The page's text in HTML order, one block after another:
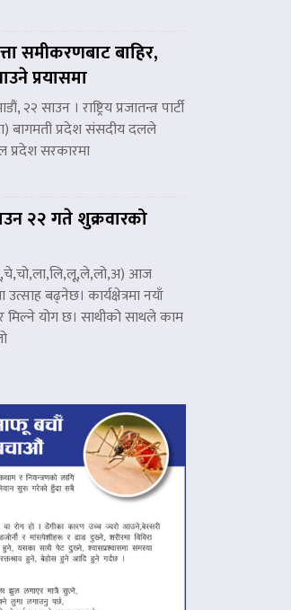
समीकरणबाट बाहिर,
प्रयासमा
२२ साउन । राष्ट्रिय प्रजातन्त्र पार्टी
बागमती प्रदेश संसदीय दलले
प्रदेश सरकारमा
२२ गते शुक्रवारको
आज
उत्साह बढ्नेछ। कार्यक्षेत्रमा नयाँ
योग छ। साथीको साथले काम